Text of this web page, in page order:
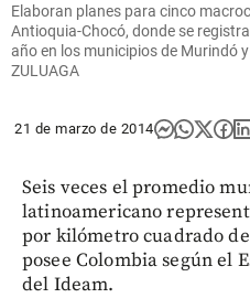
Elaboran planes para cinco
Antioquia-Chocó, donde se
año en los municipios de Murindó
ZULUAGA
21 de marzo de 2014
Seis veces el promedio
latinoamericano
por kilómetro cuadrado
posee Colombia según el
del Ideam.